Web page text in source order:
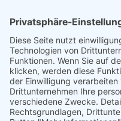
Profilbearbeitung,
Abkanttechnik,
Schweißtechnik
oder
Baugruppenfertigung
suchen.